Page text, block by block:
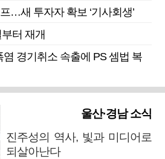
…새 투자자 확보 ‘기사회생’
터 재개
경기취소 속출에 PS 셈법 복
울산·경남 소식
진주성의 역사, 빛과 미디어로
되살아난다